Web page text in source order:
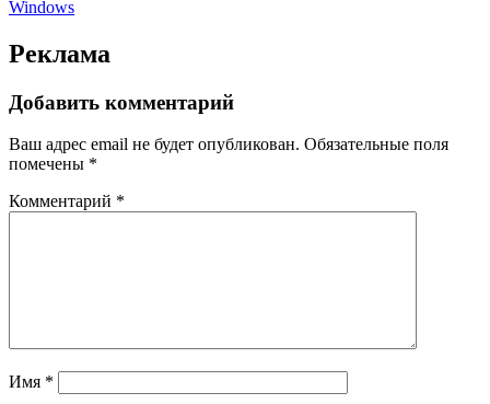
записям
Windows
Реклама
Добавить комментарий
Ваш адрес email не будет опубликован. Обязательные поля
помечены *
Комментарий *
Имя *